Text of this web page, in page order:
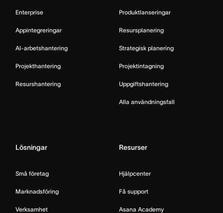
Enterprise
Appintegreringar
AI-arbetshantering
Projekthantering
Resurshantering
Produktlanseringar
Resursplanering
Strategisk planering
Projektintagning
Uppgiftshantering
Alla användningsfall
Lösningar
Små företag
Marknadsföring
Verksamhet
Resurser
Hjälpcenter
Få support
Asana Academy